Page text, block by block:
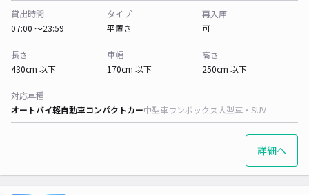
貸出時間
07:00 〜23:59
タイプ
平置き
再入庫
可
長さ
430cm 以下
車幅
170cm 以下
高さ
250cm 以下
対応車種
オートバイ軽自動車コンパクトカー中型車ワンボックス大型車・SUV
詳細へ